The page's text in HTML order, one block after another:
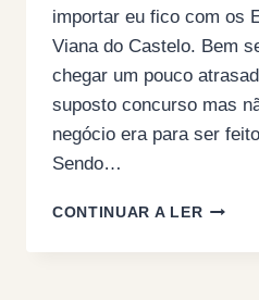
importar eu fico com os
Viana do Castelo. Bem
chegar um pouco
suposto concurso mas
negócio era para ser
Sendo…
CONTINUAR A LER
EU